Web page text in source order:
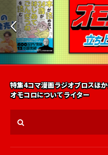
特集4コマ漫画ラジオブロスほ
オモコロについてライター